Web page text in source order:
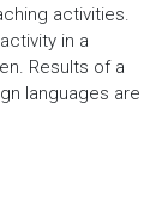
activities.
in a
Results of a
languages are